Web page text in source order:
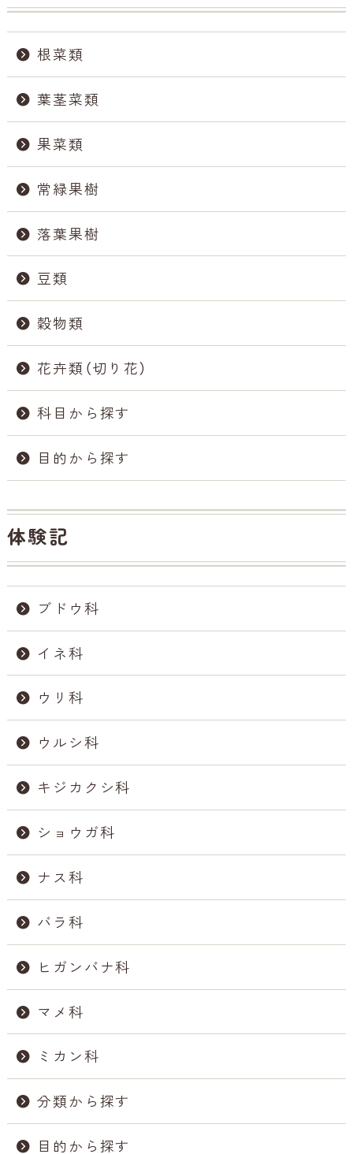
根菜類
葉茎菜類
果菜類
常緑果樹
落葉果樹
豆類
穀物類
花卉類（切り花）
科目から探す
目的から探す
体験記
ブドウ科
イネ科
ウリ科
ウルシ科
キジカクシ科
ショウガ科
ナス科
バラ科
ヒガンバナ科
マメ科
ミカン科
分類から探す
目的から探す